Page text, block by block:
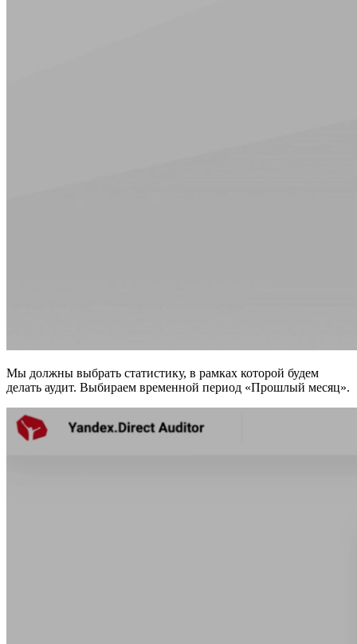
Мы должны выбрать статистику, в рамках которой будем
делать аудит. Выбираем временной период «Прошлый месяц».